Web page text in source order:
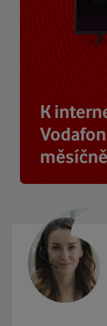
K
měsíčně